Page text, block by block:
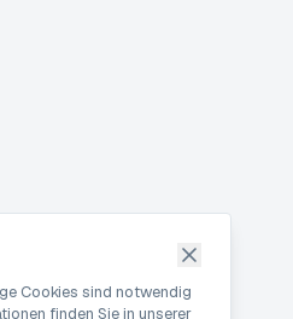
Cookies sind notwendig
finden Sie in unserer